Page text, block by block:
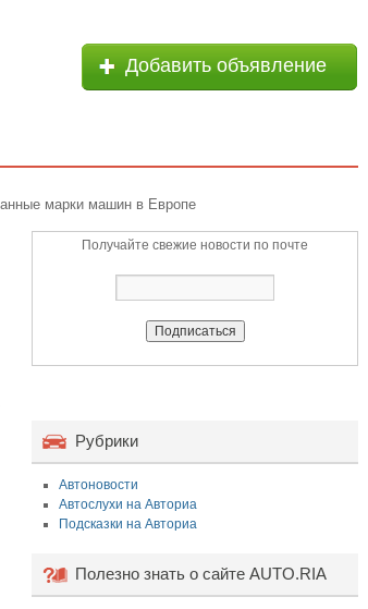
Добавить объявление
марки машин в Европе
Получайте свежие новости по почте
Рубрики
Автоновости
Автослухи на Авториа
Подсказки на Авториа
Полезно знать о сайте AUTO.RIA